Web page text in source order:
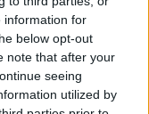
information for
below opt-out
note that after your
seeing
utilized by